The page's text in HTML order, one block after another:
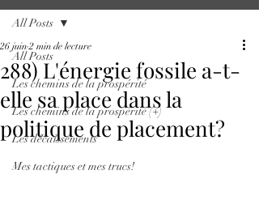
All Posts
Les chemins de la prospérité
Les chemins de la prospérité (+)
Les décaissements
Mes tactiques et mes trucs!
All Posts
288) L'énergie fossile a-t-
elle sa place dans la
politique de placement?
26 juin 2 min de lecture